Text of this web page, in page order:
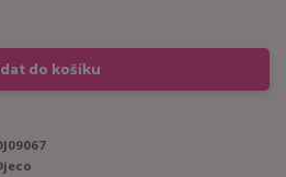
do košíku